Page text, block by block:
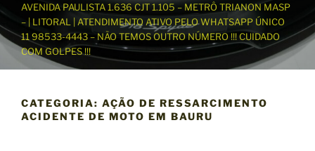
ú
d
AVENIDA PAULISTA 1.636 CJT 1.105 – METRÔ TRIANON MASP
– | LITORAL | ATENDIMENTO ATIVO PELO WHATSAPP ÚNICO
11 98533-4443 – NÃO TEMOS OUTRO NÚMERO !!! CUIDADO
COM GOLPES !!!
CATEGORIA: AÇÃO DE RESSARCIMENTO
ACIDENTE DE MOTO EM BAURU